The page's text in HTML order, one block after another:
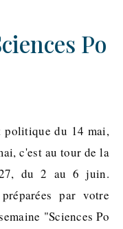
Po
c'est au tour de la
du 2 au 6 juin.
par votre
"Sciences Po